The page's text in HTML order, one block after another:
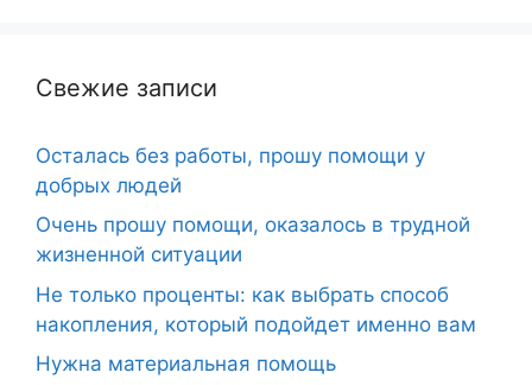
Свежие записи
Осталась без работы, прошу помощи у
добрых людей
Очень прошу помощи, оказалось в трудной
жизненной ситуации
Не только проценты: как выбрать способ
накопления, который подойдет именно вам
Нужна материальная помощь